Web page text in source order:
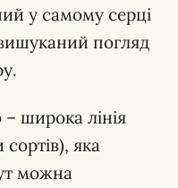
у самому серці
погляд
– широка лінія
яка
можна